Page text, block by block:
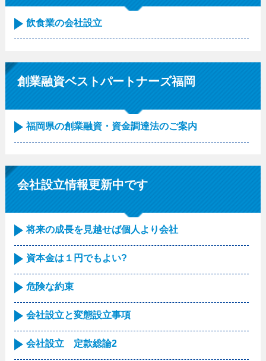
飲食業の会社設立
創業融資ベストパートナーズ福岡
福岡県の創業融資・資金調達法のご案内
会社設立情報更新中です
将来の成長を見越せば個人より会社
資本金は１円でもよい?
危険な約束
会社設立と変態設立事項
会社設立 定款総論2